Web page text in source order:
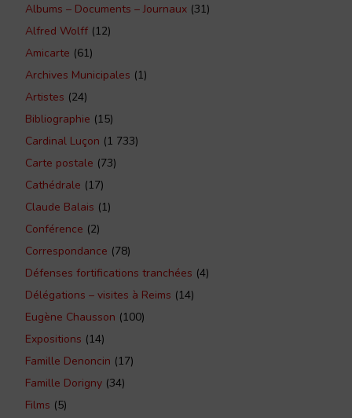
Albums – Documents – Journaux (31)
Alfred Wolff (12)
Amicarte (61)
Archives Municipales (1)
Artistes (24)
Bibliographie (15)
Cardinal Luçon (1 733)
Carte postale (73)
Cathédrale (17)
Claude Balais (1)
Conférence (2)
Correspondance (78)
Défenses fortifications tranchées (4)
Délégations – visites à Reims (14)
Eugène Chausson (100)
Expositions (14)
Famille Denoncin (17)
Famille Dorigny (34)
Films (5)